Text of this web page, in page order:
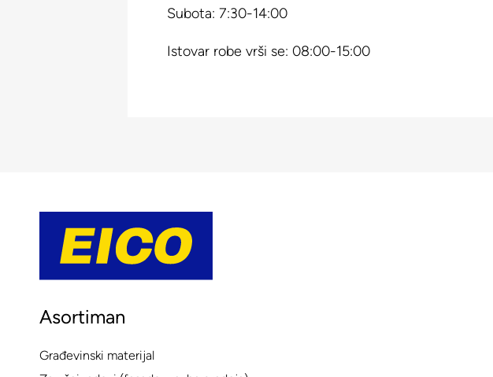
Subota: 7:30-14:00
Istovar robe vrši se: 08:00-15:00
Asortiman
Građevinski materijal